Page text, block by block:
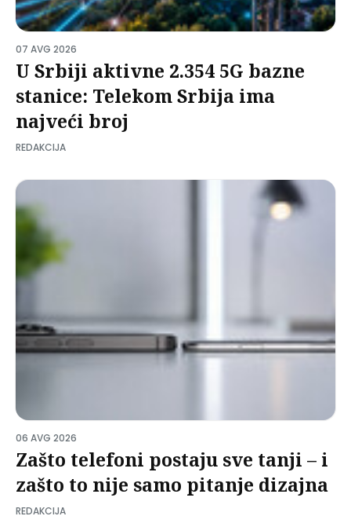
07 AVG 2026
U Srbiji aktivne 2.354 5G bazne
stanice: Telekom Srbija ima
najveći broj
REDAKCIJA
06 AVG 2026
Zašto telefoni postaju sve tanji – i
zašto to nije samo pitanje dizajna
REDAKCIJA